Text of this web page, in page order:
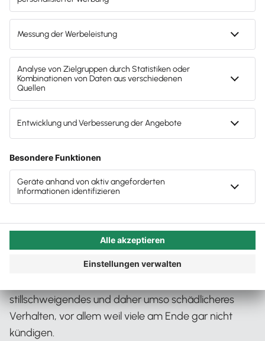
Ergebnisse schocken: 18% betreiben Loud Quitting,
59% Quiet Quitting und 51% wollen kündigen für
einen anderen Job.
Autor:in:Carola Heine
Veröffentlicht:
Kategorie:Steuerberater:innen
Loud Quitting ergänzt „Quiet
Quitting” – was ist das jetzt
wieder für ein Trend?
bereits gesprochen: Schon lange vor einer Kündigung
investieren diese Mitarbeiter:innen immer weniger
Energie in ihre Aufgaben, weil sie sich am
stillschweigendes und daher umso schädlicheres
Verhalten, vor allem weil viele am Ende gar nicht
kündigen.